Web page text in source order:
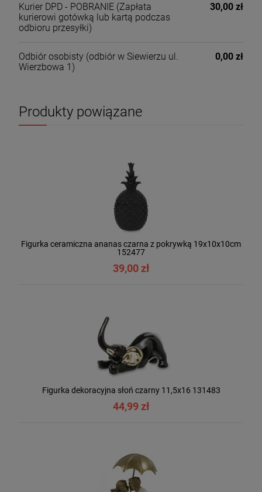
Kurier DPD - POBRANIE (Zapłata
kurierowi gotówką lub kartą podczas
odbioru przesyłki)
30,00 zł
Odbiór osobisty (odbiór w Siewierzu ul.
Wierzbowa 1)
0,00 zł
Produkty powiązane
Figurka ceramiczna ananas czarna z pokrywką 19x10x10cm
152477
39,00 zł
Figurka dekoracyjna słoń czarny 11,5x16 131483
44,99 zł